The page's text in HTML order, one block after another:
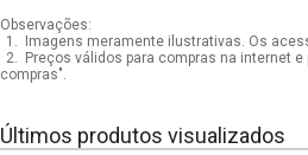
Observações:
1.
Imagens meramente ilustrativas. Os
2.
Preços válidos para compras na internet
compras".
Últimos produtos visualizados